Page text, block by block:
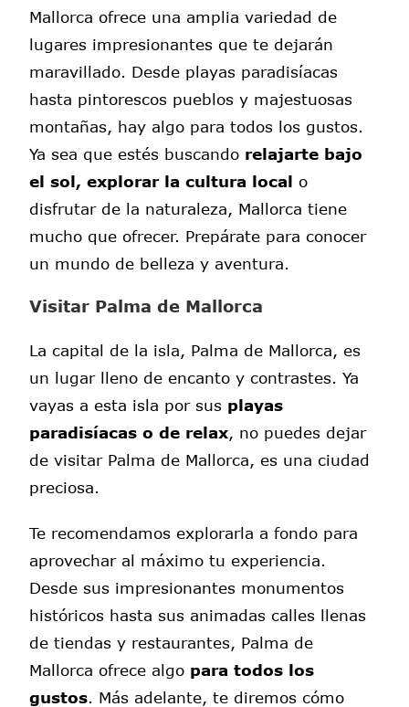
Mallorca ofrece una amplia variedad de
lugares impresionantes que te dejarán
maravillado. Desde playas paradisíacas
hasta pintorescos pueblos y majestuosas
montañas, hay algo para todos los gustos.
Ya sea que estés buscando relajarte bajo
el sol, explorar la cultura localo
disfrutar de la naturaleza, Mallorca tiene
mucho que ofrecer. Prepárate para conocer
un mundo de belleza y aventura.
Visitar Palma de Mallorca
La capital de la isla, Palma de Mallorca, es
un lugar lleno de encanto y contrastes. Ya
vayas a esta isla por sus playas
paradisíacas o de relax , no puedes dejar
de visitar Palma de Mallorca, es una ciudad
preciosa.
Te recomendamos explorarla a fondo para
aprovechar al máximo tu experiencia.
Desde sus impresionantes monumentos
históricos hasta sus animadas calles llenas
de tiendas y restaurantes, Palma de
Mallorca ofrece algo para todos los
gustos . Más adelante, te diremos cómo